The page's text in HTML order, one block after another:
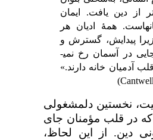
از دین یافت. ایمان
همهٔ ادیان هر
پیدایش، گسترش و
جایی در آسمان رخ نمی­
آدمیان خانه دارند.»
)
نخستین دل­مشغولی
در قلب مؤمنان جای
دین. از این لحاظ،